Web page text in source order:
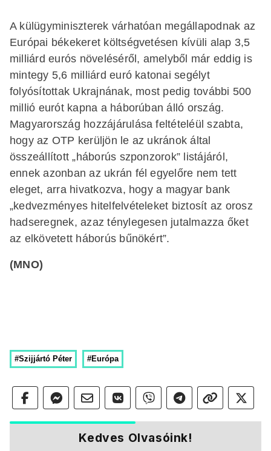
A külügyminiszterek várhatóan megállapodnak az
Európai békekeret költségvetésen kívüli alap 3,5
milliárd eurós növeléséről, amelyből már eddig is
mintegy 5,6 milliárd euró katonai segélyt
folyósítottak Ukrajnának, most pedig további 500
millió eurót kapna a háborúban álló ország.
Magyarország hozzájárulása feltételéül szabta,
hogy az OTP kerüljön le az ukránok által
összeállított „háborús szponzorok” listájáról,
ennek azonban az ukrán fél egyelőre nem tett
eleget, arra hivatkozva, hogy a magyar bank
„kedvezményes hitelfelvételeket biztosít az orosz
hadseregnek, azaz ténylegesen jutalmazza őket
az elkövetett háborús bűnökért”.
(MNO)
#Szijjártó Péter #Európa
Kedves Olvasóink!